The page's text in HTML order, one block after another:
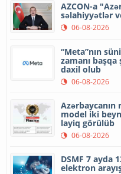
AZCON-a
səlahiyyətlər
06-08-2026
“Meta”nın
zamanı
daxil olub
06-08-2026
model iki
layiq görülüb
06-08-2026
DSMF 7 ayda
elektron